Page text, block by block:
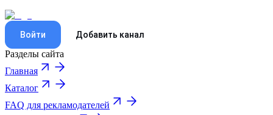
Войти Добавить канал
Разделы сайта
Главная
Каталог
FAQ для рекламодателей